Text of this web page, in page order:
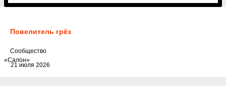
Повелитель грёз
21 июля 2026
Cообщество
«Салон»